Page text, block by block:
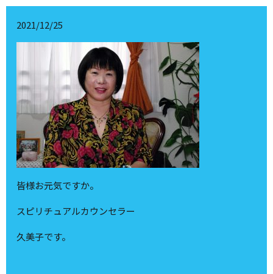
2021/12/25
皆様お元気ですか。
スピリチュアルカウンセラー
久美子です。